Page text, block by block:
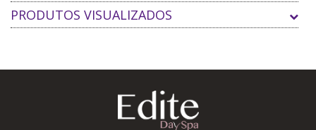
PRODUTOS VISUALIZADOS